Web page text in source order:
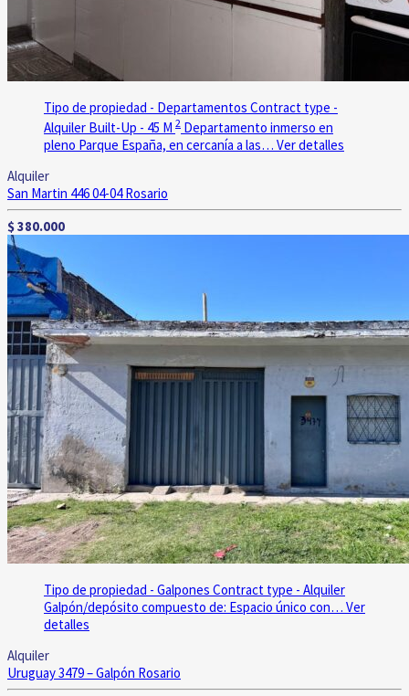
Tipo de propiedad - Departamentos Contract type -
Alquiler Built-Up - 45 M 2 Departamento inmerso en
pleno Parque España, en cercanía a las… Ver detalles
Alquiler
San Martin 446 04-04 Rosario
$ 380.000
Tipo de propiedad - Galpones Contract type - Alquiler
Galpón/depósito compuesto de: Espacio único con… Ver
detalles
Alquiler
Uruguay 3479 – Galpón Rosario